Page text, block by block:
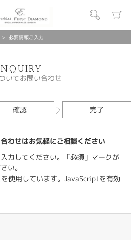
必要情報ご入力
いてお問い合わせ
確認 完了
わせはお気軽にご相談ください
力してください。「必須」マークが
い。
使用しています。JavaScriptを有効